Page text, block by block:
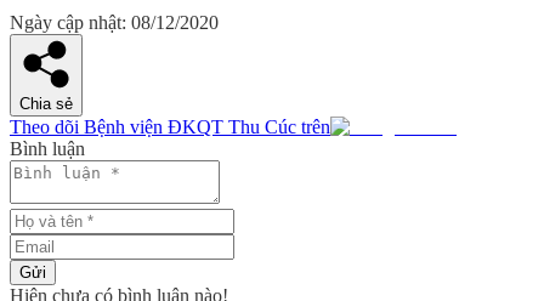
Ngày cập nhật: 08/12/2020
Chia sẻ
Theo dõi Bệnh viện ĐKQT Thu Cúc trên
Bình luận
Gửi
Hiện chưa có bình luận nào!